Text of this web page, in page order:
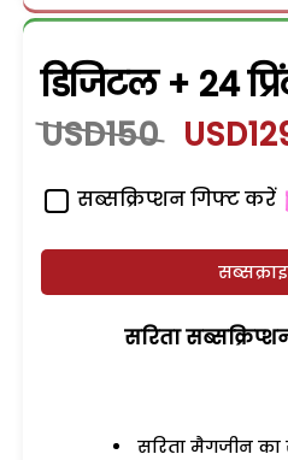
डिजिटल + 24
USD150
सब्सक्रिप्शन गिफ्ट करें
सरिता
सरिता मैगजीन का